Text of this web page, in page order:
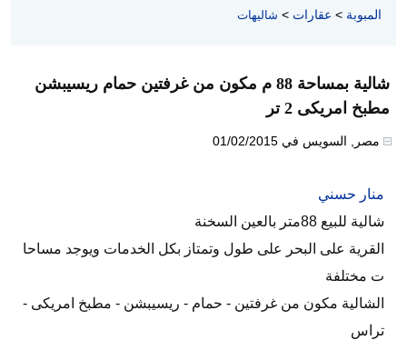
المبوبة > عقارات > شاليهات
شالية بمساحة 88 م مكون من غرفتين حمام ريسيبشن
مطبخ امريكى 2 تر
مصر السويس في 01/02/2015
منار حسني
شالية للبيع 88متر بالعين السخنة
القرية على البحر على طول وتمتاز بكل الخدمات ويوجد مساحا
ت مختلفة
الشالية مكون من غرفتين - حمام - ريسيبشن - مطبخ امريكى -
تراس